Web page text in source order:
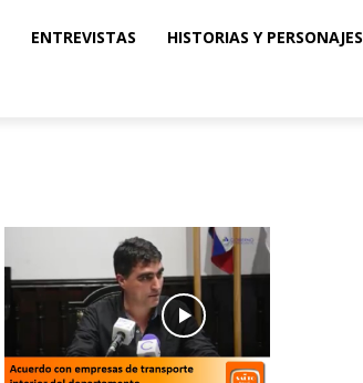
ENTREVISTAS HISTORIAS Y PERSONAJES